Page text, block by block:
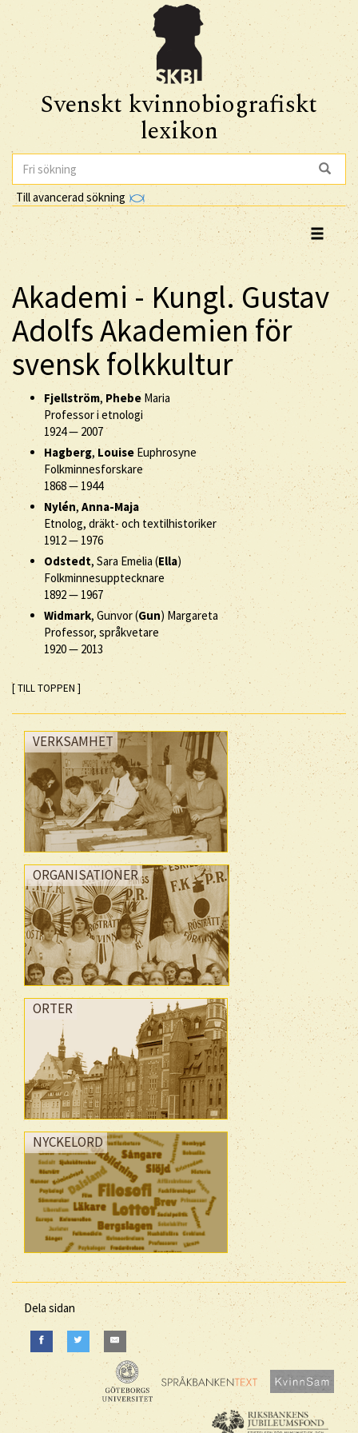
Svenskt kvinnobiografiskt
lexikon
Till avancerad sökning
Akademi - Kungl. Gustav
Adolfs Akademien för
svensk folkkultur
Fjellström, Phebe Maria
Professor i etnologi
1924— 2007
Hagberg,Louise Euphrosyne
Folkminnesforskare
1868— 1944
Nylén,Anna-Maja
Etnolog, dräkt- och textilhistoriker
1912— 1976
Odstedt, Sara Emelia (Ella)
Folkminnesupptecknare
1892— 1967
Widmark, Gunvor (Gun) Margareta
Professor, språkvetare
1920— 2013
[ TILL TOPPEN ]
VERKSAMHET
ORGANISATIONER
ORTER
NYCKELORD
Dela sidan